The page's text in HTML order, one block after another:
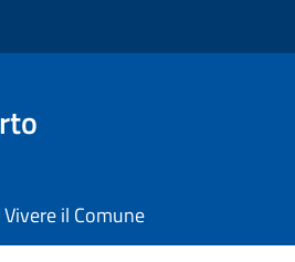
Vivere il Comune